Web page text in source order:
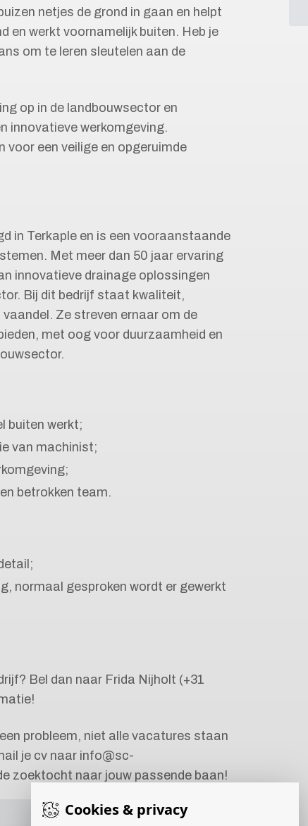
Cookies & privacy
netjes de grond in gaan en helpt
en werkt voornamelijk buiten. Heb je
om te leren sleutelen aan de
op in de landbouwsector en
innovatieve werkomgeving.
voor een veilige en opgeruimde
in Terkaple en is een vooraanstaande
Met meer dan 50 jaar ervaring
innovatieve drainage oplossingen
Bij dit bedrijf staat kwaliteit,
Ze streven ernaar om de
met oog voor duurzaamheid en
buiten werkt;
van machinist;
betrokken team.
normaal gesproken wordt er gewerkt
Bel dan naar Frida Nijholt (+31
probleem, niet alle vacatures staan
je cv naar info@sc-
zoektocht naar jouw passende baan!